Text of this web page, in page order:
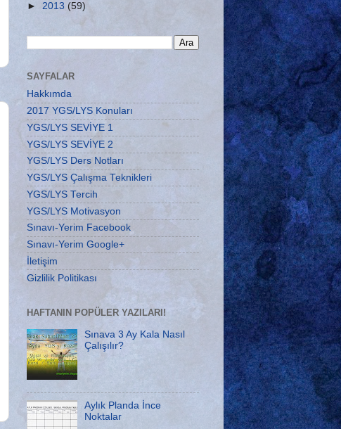
► 2013 (59)
SAYFALAR
Hakkımda
2017 YGS/LYS Konuları
YGS/LYS SEVİYE 1
YGS/LYS SEVİYE 2
YGS/LYS Ders Notları
YGS/LYS Çalışma Teknikleri
YGS/LYS Tercih
YGS/LYS Motivasyon
Sınavı-Yerim Facebook
Sınavı-Yerim Google+
İletişim
Gizlilik Politikası
HAFTANIN POPÜLER YAZILARI!
Sınava 3 Ay Kala Nasıl
Çalışılır?
Aylık Planda İnce
Noktalar